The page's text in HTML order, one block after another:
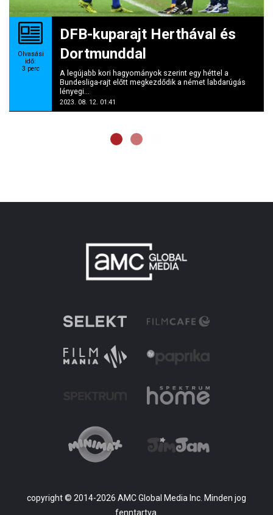
Olvasási
idő:
3 perc
DFB-kuparajt Herthával és
Dortmunddal
A legújabb kori hagyományok szerint egy héttel a
Bundesliga-rajt előtt megkezdődik a német labdarúgás
lényegi...
2023. 08. 12. 01:41
copyright © 2014-2026 AMC Global Media Inc. Minden jog
fenntartva.